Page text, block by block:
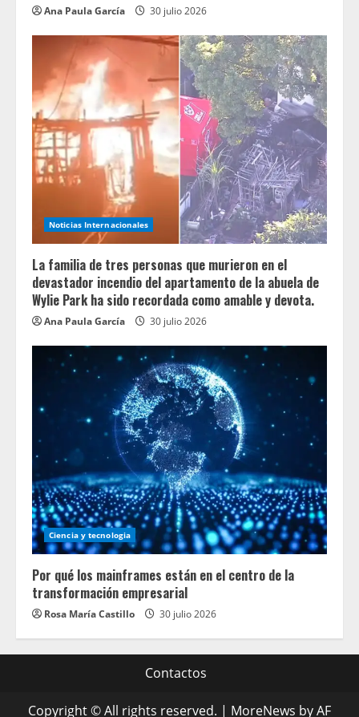
Ana Paula García 30 julio 2026
Noticias Internacionales
La familia de tres personas que murieron en el
devastador incendio del apartamento de la abuela de
Wylie Park ha sido recordada como amable y devota.
Ana Paula García 30 julio 2026
Ciencia y tecnologia
Por qué los mainframes están en el centro de la
transformación empresarial
Rosa María Castillo 30 julio 2026
Contactos
Copyright © All rights reserved. | MoreNews by AF